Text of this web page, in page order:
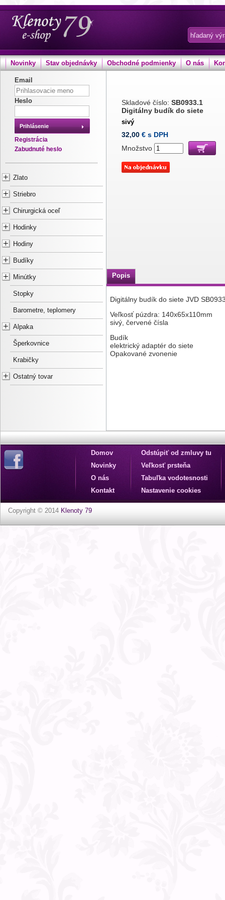
Novinky Stav objednávky Obchodné podmienky O nás
Email
Heslo
Prihlásenie
Registrácia
Zabudnuté heslo
Zlato
Striebro
Chirurgická oceľ
Hodinky
Hodiny
Budíky
Minútky
Stopky
Barometre, teplomery
Alpaka
Šperkovnice
Krabičky
Ostatný tovar
Skladové číslo: SB0933.1
Digitálny budík do siete
sivý
32,00 € s DPH
Množstvo
Popis
Digitálny budík do siete JVD
Veľkosť púzdra: 140x65x110mm
sivý, červené čísla
Budík
elektrický adaptér do siete
Opakované zvonenie
Domov
Novinky
O nás
Kontakt
Odstúpiť od zmluvy tu
Veľkosť prsteňa
Tabuľka vodotesnosti
Nastavenie cookies
Copyright © 2014 Klenoty 79